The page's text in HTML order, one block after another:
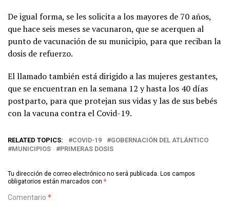
De igual forma, se les solicita a los mayores de 70 años,
que hace seis meses se vacunaron, que se acerquen al
punto de vacunación de su municipio, para que reciban la
dosis de refuerzo.
El llamado también está dirigido a las mujeres gestantes,
que se encuentran en la semana 12 y hasta los 40 días
postparto, para que protejan sus vidas y las de sus bebés
con la vacuna contra el Covid-19.
RELATED TOPICS: COVID-19
GOBERNACIÓN DEL ATLÁNTICO
MUNICIPIOS
PRIMERAS DOSIS
Tu dirección de correo electrónico no será publicada. Los campos
obligatorios están marcados con *
Comentario *